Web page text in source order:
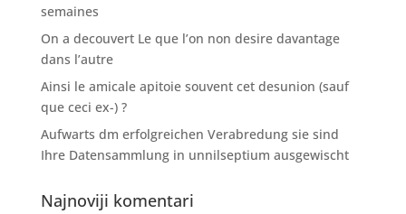
semaines
On a decouvert Le que l’on non desire davantage
dans l’autre
Ainsi le amicale apitoie souvent cet desunion (sauf
que ceci ex-) ?
Aufwarts dm erfolgreichen Verabredung sie sind
Ihre Datensammlung in unnilseptium ausgewischt
Najnoviji komentari